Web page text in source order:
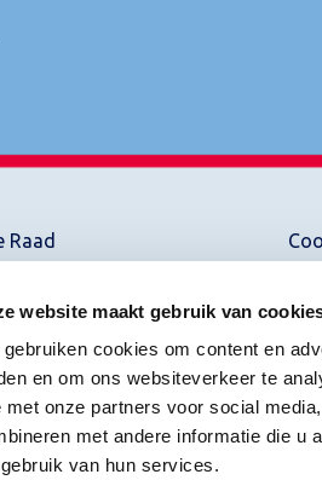
website maakt gebruik van
gebruiken cookies om content en
en om ons websiteverkeer te
met onze partners voor social
met andere informatie die u
van hun services.
Raad